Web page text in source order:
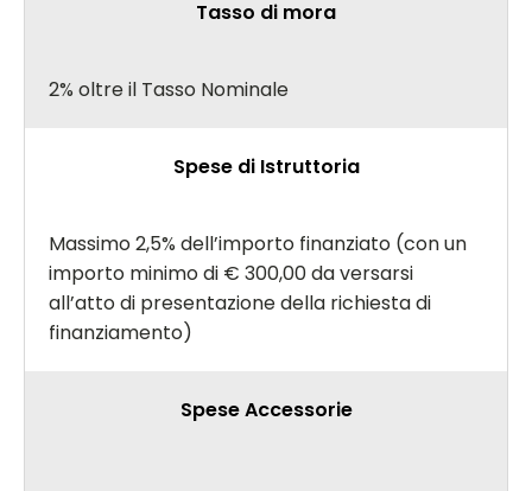
Tasso di mora
2% oltre il Tasso Nominale
Spese di Istruttoria
Massimo 2,5% dell’importo finanziato (con un
importo minimo di € 300,00 da versarsi
all’atto di presentazione della richiesta di
finanziamento)
Spese Accessorie